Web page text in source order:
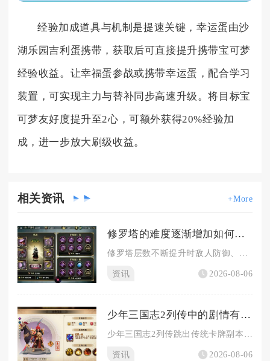
经验加成道具与机制是提速关键，幸运蛋由沙
湖乐园吉利蛋携带，获取后可直接提升携带宝可梦
经验收益。让幸福蛋参战或携带幸运蛋，配合学习
装置，可实现主力与替补同步高速升级。将目标宝
可梦友好度提升至2心，可额外获得20%经验加
成，进一步放大刷级收益。
相关资讯 +More
修罗塔的难度逐渐增加如何在影之刃3绝影中应对
资讯 2026-08-06
少年三国志2列传中的剧情有多精彩
资讯 2026-08-06